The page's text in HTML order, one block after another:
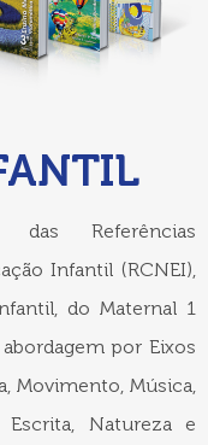
das Referências
Infantil (RCNEI),
do Maternal 1
por Eixos
Movimento, Música,
Natureza e